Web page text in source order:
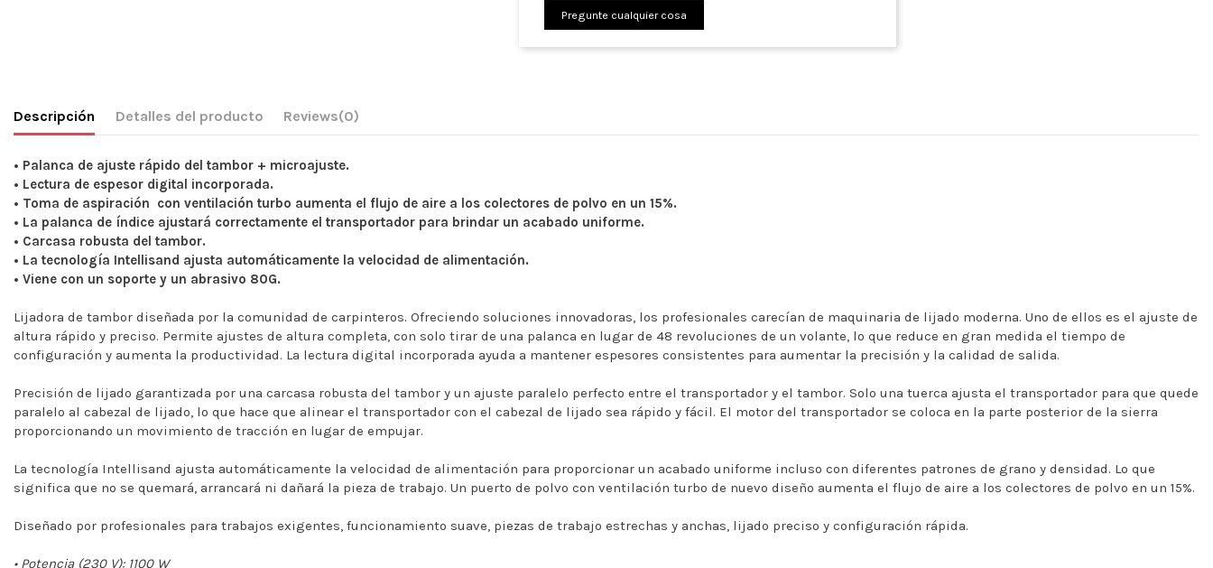
Pregunte cualquier cosa
Descripción Detalles del producto Reviews(0)
• Palanca de ajuste rápido del tambor + microajuste.
• Lectura de espesor digital incorporada.
• Toma de aspiración con ventilación turbo aumenta el flujo de aire a los colectores de polvo en un 15%.
• La palanca de índice ajustará correctamente el transportador para brindar un acabado uniforme.
• Carcasa robusta del tambor.
• La tecnología Intellisand ajusta automáticamente la velocidad de alimentación.
• Viene con un soporte y un abrasivo 80G.
Lijadora de tambor diseñada por la comunidad de carpinteros. Ofreciendo soluciones innovadoras, los profesionales carecían de maquinaria de lijado moderna. Uno de ellos es el ajuste de
altura rápido y preciso. Permite ajustes de altura completa, con solo tirar de una palanca en lugar de 48 revoluciones de un volante, lo que reduce en gran medida el tiempo de
configuración y aumenta la productividad. La lectura digital incorporada ayuda a mantener espesores consistentes para aumentar la precisión y la calidad de salida.
Precisión de lijado garantizada por una carcasa robusta del tambor y un ajuste paralelo perfecto entre el transportador y el tambor. Solo una tuerca ajusta el transportador para que quede
paralelo al cabezal de lijado, lo que hace que alinear el transportador con el cabezal de lijado sea rápido y fácil. El motor del transportador se coloca en la parte posterior de la sierra
proporcionando un movimiento de tracción en lugar de empujar.
La tecnología Intellisand ajusta automáticamente la velocidad de alimentación para proporcionar un acabado uniforme incluso con diferentes patrones de grano y densidad. Lo que
significa que no se quemará, arrancará ni dañará la pieza de trabajo. Un puerto de polvo con ventilación turbo de nuevo diseño aumenta el flujo de aire a los colectores de polvo en un 15%.
Diseñado por profesionales para trabajos exigentes, funcionamiento suave, piezas de trabajo estrechas y anchas, lijado preciso y configuración rápida.
• Potencia (230 V): 1100 W